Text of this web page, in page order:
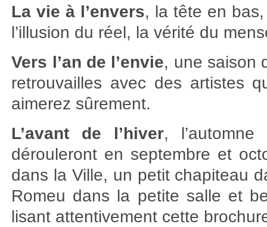
La vie à l’envers, la tête en
l’illusion du réel, la vérité du
Vers l’an de l’envie, une saison
retrouvailles avec des artistes
aimerez sûrement.
L’avant de l’hiver,
dérouleront en septembre et
dans la Ville, un petit chapiteau
Romeu dans la petite salle et
lisant attentivement cette